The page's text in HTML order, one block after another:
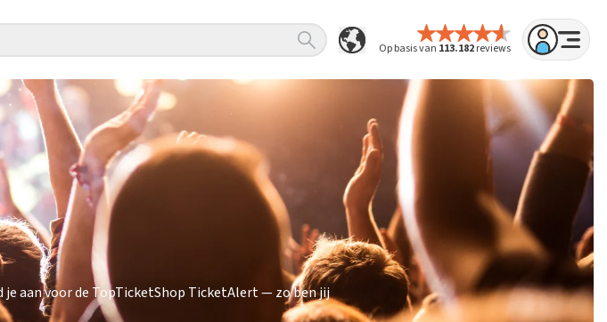
Op basis van 113.182reviews
je aan voor de TopTicketShop TicketAlert — zo ben jij